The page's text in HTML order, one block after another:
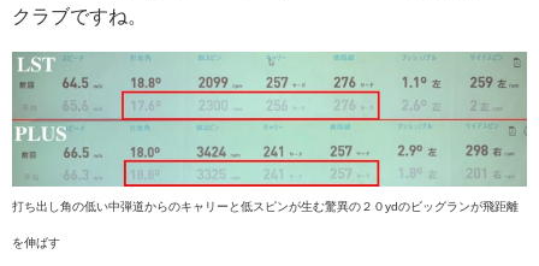
クラブですね。
打ち出し角の低い中弾道からのキャリーと低スピンが生む驚異の２０ydのビッグランが飛距離
を伸ばす